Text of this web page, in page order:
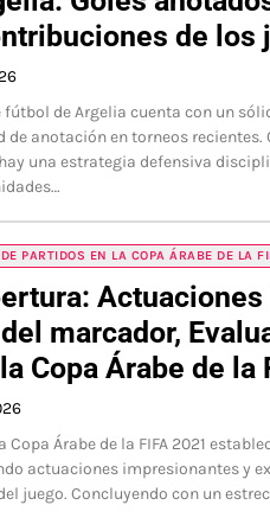
de los
de Argelia cuenta con un
de anotación en torneos
una estrategia defensiva
PARTIDOS EN LA COPA ÁRABE DE LA
marcador,
Copa Árabe de la
Árabe de la FIFA 2021
actuaciones impresionantes y
juego. Concluyendo con un